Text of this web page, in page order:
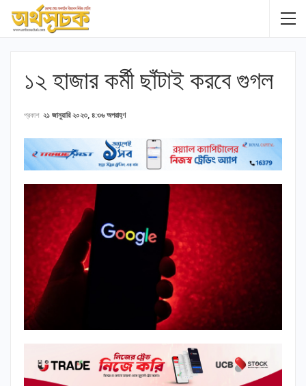
১২ হাজার কর্মী ছাঁটাই করবে গুগল
প্রকাশ ২১ জানুয়ারি ২০২৩, ৪:৩৬ অপরাহ্ণ